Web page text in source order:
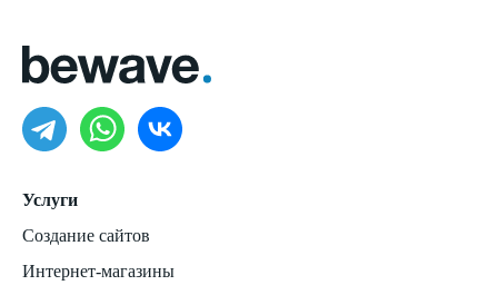
Услуги
Создание сайтов
Интернет-магазины